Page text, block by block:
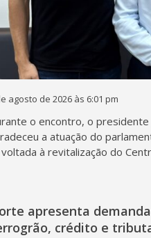
agosto de 2026 às 6:01 pm
o encontro, o presidente
a atuação do
à revitalização do
apresenta
crédito e